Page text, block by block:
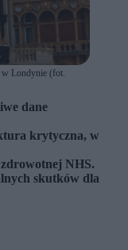
w Londynie (fot.
dane
krytyczna, w
zdrowotnej NHS.
skutków dla